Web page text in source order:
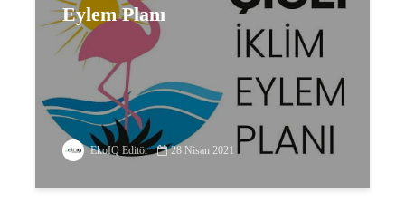
Eylem Planı
EkoIQ Editör 28 Nisan 2021